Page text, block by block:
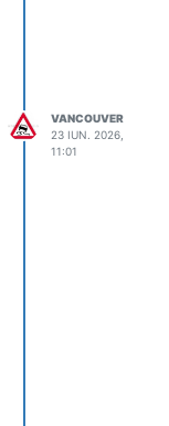
VANCOUVER
23 IUN. 2026,
11:01